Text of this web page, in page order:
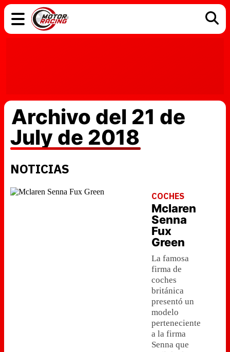
Archivo del 21 de
July de 2018
NOTICIAS
COCHES
Mclaren
Senna
Fux
Green
La famosa
firma de
coches
británica
presentó un
modelo
perteneciente
a la firma
Senna que